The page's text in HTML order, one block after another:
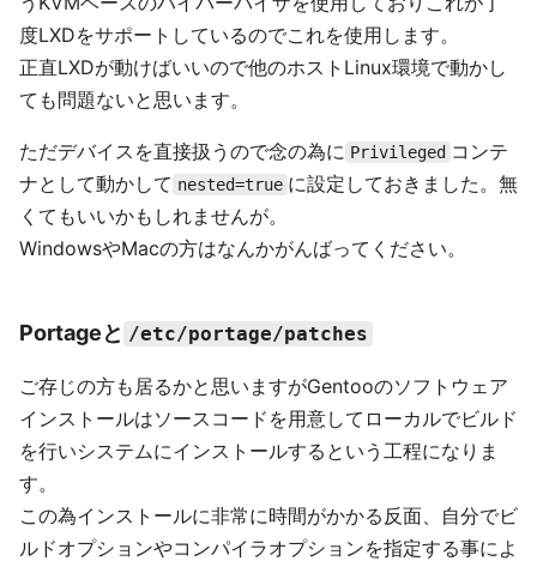
度LXDをサポートしているのでこれを使用します。
正直LXDが動けばいいので他のホストLinux環境で動かし
ても問題ないと思います。
ただデバイスを直接扱うので念の為に Privileged コンテ
ナとして動かして nested=true に設定しておきました。無
くてもいいかもしれませんが。
WindowsやMacの方はなんかがんばってください。
Portageと /etc/portage/patches
ご存じの方も居るかと思いますがGentooのソフトウェア
インストールはソースコードを用意してローカルでビルド
を行いシステムにインストールするという工程になりま
す。
この為インストールに非常に時間がかかる反面、自分でビ
ルドオプションやコンパイラオプションを指定する事によ